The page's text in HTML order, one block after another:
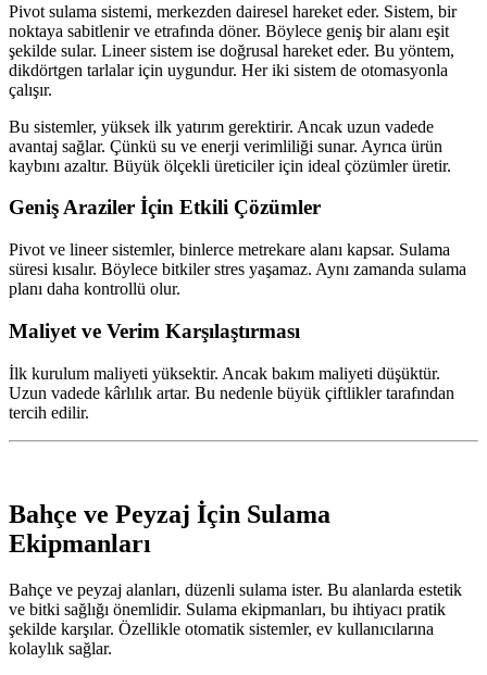
Pivot sulama sistemi, merkezden dairesel hareket eder. Sistem, bir
noktaya sabitlenir ve etrafında döner. Böylece geniş bir alanı eşit
şekilde sular. Lineer sistem ise doğrusal hareket eder. Bu yöntem,
dikdörtgen tarlalar için uygundur. Her iki sistem de otomasyonla
çalışır.
Bu sistemler, yüksek ilk yatırım gerektirir. Ancak uzun vadede
avantaj sağlar. Çünkü su ve enerji verimliliği sunar. Ayrıca ürün
kaybını azaltır. Büyük ölçekli üreticiler için ideal çözümler üretir.
Geniş Araziler İçin Etkili Çözümler
Pivot ve lineer sistemler, binlerce metrekare alanı kapsar. Sulama
süresi kısalır. Böylece bitkiler stres yaşamaz. Aynı zamanda sulama
planı daha kontrollü olur.
Maliyet ve Verim Karşılaştırması
İlk kurulum maliyeti yüksektir. Ancak bakım maliyeti düşüktür.
Uzun vadede kârlılık artar. Bu nedenle büyük çiftlikler tarafından
tercih edilir.
Bahçe ve Peyzaj İçin Sulama
Ekipmanları
Bahçe ve peyzaj alanları, düzenli sulama ister. Bu alanlarda estetik
ve bitki sağlığı önemlidir. Sulama ekipmanları, bu ihtiyacı pratik
şekilde karşılar. Özellikle otomatik sistemler, ev kullanıcılarına
kolaylık sağlar.